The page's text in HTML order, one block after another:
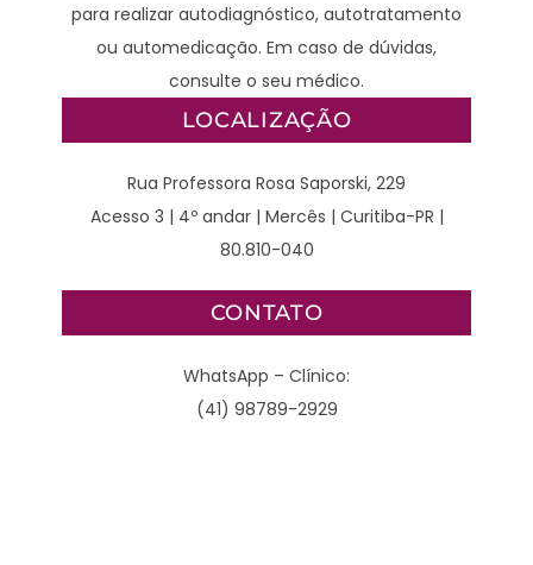
para realizar autodiagnóstico, autotratamento
ou automedicação. Em caso de dúvidas,
consulte o seu médico.
LOCALIZAÇÃO
Rua Professora Rosa Saporski, 229
Acesso 3 | 4º andar | Mercês | Curitiba-PR |
80.810-040
CONTATO
WhatsApp – Clínico:
(41) 98789-2929